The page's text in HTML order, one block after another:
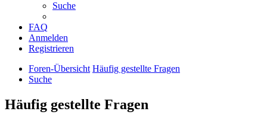
Suche
FAQ
Anmelden
Registrieren
Foren-Übersicht Häufig gestellte Fragen
Suche
Häufig gestellte Fragen